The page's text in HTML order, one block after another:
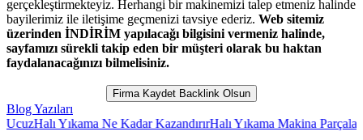
gerçekleştirmekteyiz. Herhangi bir makinemizi talep etmeniz halinde
bayilerimiz ile iletişime geçmenizi tavsiye ederiz. Web sitemiz
üzerinden İNDİRİM yapılacağı bilgisini vermeniz halinde,
sayfamızı sürekli takip eden bir müşteri olarak bu haktan
faydalanacağınızı bilmelisiniz.
Firma Kaydet Backlink Olsun
Blog Yazıları
Halı Yıkama Ne Kadar KazandırırHalı Yıkama Makina Parçaları